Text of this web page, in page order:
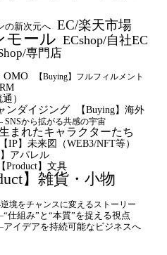
の新次元へ EC/楽天市場
モール ECshop/自社EC
専門店
OMO
【Buying】フルフィルメント
）
ンダイジング 【Buying】海外
– SNSから拡がる共感の宇宙
生まれたキャラクターたち
【IP】未来図（WEB3/NFT等）
】アパレル
【Product】文具
】雑貨・小物
境をチャンスに変えるストーリー
仕組み”と“本質”を捉える視点
イデアを持続可能なビジネスへ